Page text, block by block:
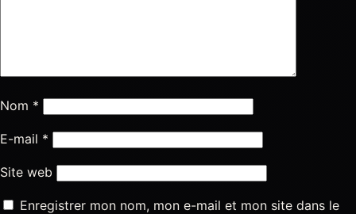
Nom *
E-mail *
Site web
Enregistrer mon nom, mon e-mail et mon site dans le